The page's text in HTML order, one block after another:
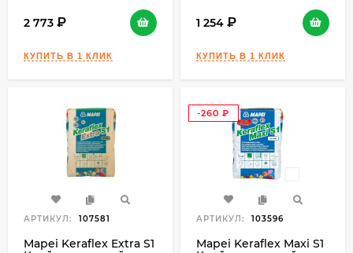
2 773 1 254
АРТИКУЛ: 107581
Mapei Keraflex Extra S1
-260
АРТИКУЛ: 103596
Mapei Keraflex Maxi S1